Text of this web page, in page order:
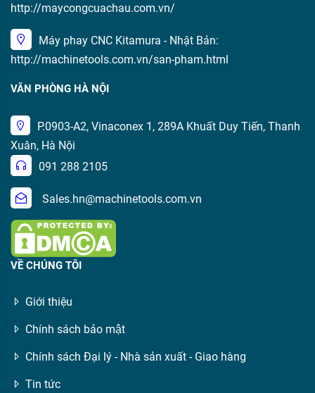
http://maycongcuachau.com.vn/
Máy phay CNC Kitamura - Nhật Bản:
http://machinetools.com.vn/san-pham.html
VĂN PHÒNG HÀ NỘI
P.0903-A2, Vinaconex 1, 289A Khuất Duy Tiến, Thanh
Xuân, Hà Nội
091 288 2105
Sales.hn@machinetools.com.vn
VỀ CHÚNG TÔI
Giới thiệu
Chính sách bảo mật
Chính sách Đại lý - Nhà sản xuất - Giao hàng
Tin tức